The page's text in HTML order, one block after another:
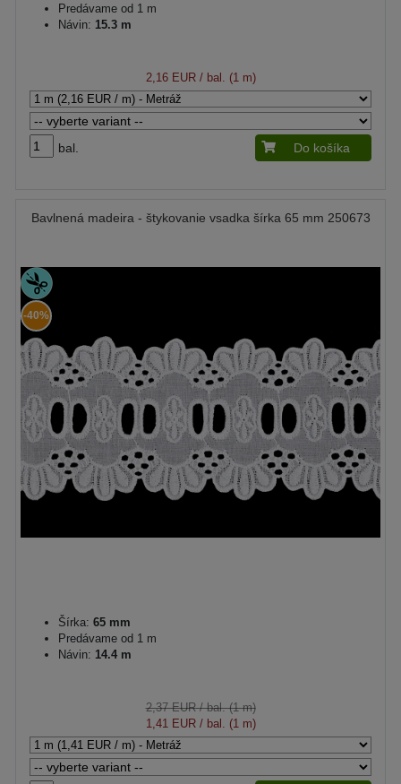
Predávame od 1 m
Návin: 15.3 m
2,16 EUR/ bal. (1 m)
bal. Do košíka
Bavlnená madeira - štykovanie vsadka šírka 65 mm 250673
-40%
Šírka: 65 mm
Predávame od 1 m
Návin: 14.4 m
2,37 EUR/ bal. (1 m)
1,41 EUR/ bal. (1 m)